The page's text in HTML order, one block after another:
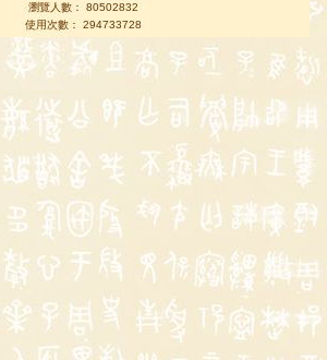
瀏覽人數： 80502832
使用次數： 294733728